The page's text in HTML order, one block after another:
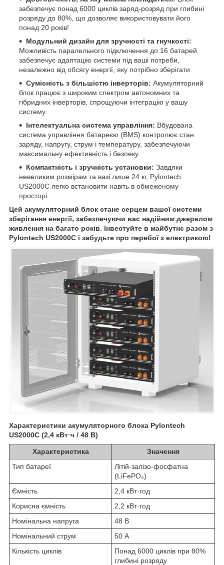
забезпечує понад 6000 циклів заряд-розряд при глибині
розряду до 80%, що дозволяє використовувати його
понад 20 років!
Модульний дизайн для зручності та гнучкості:
Можливість паралельного підключення до 16 батарей
забезпечує адаптацію системи під ваші потреби,
незалежно від обсягу енергії, яку потрібно зберігати.
Сумісність з більшістю інверторів: Акумуляторний
блок працює з широким спектром автономних та
гібридних інверторів, спрощуючи інтеграцію у вашу
систему.
Інтелектуальна система управління: Вбудована
система управління батареєю (BMS) контролює стан
заряду, напругу, струм і температуру, забезпечуючи
максимальну ефективність і безпеку.
Компактність і зручність установки: Завдяки
невеликим розмірам та вазі лише 24 кг, Pylontech
US2000C легко встановити навіть в обмеженому
просторі.
Цей акумуляторний блок стане серцем вашої системи
зберігання енергії, забезпечуючи вас надійним джерелом
живлення на багато років. Інвестуйте в майбутнє разом з
Pylontech US2000C і забудьте про перебої з електрикою!
Характеристики акумуляторного блока Pylontech
US2000C (2,4 кВт·ч / 48 В)
Характеристика
Значення
Тип батареї
Літій-залізо-фосфатна
(LiFePO₄)
Ємність
2,4 кВт·год
Корисна ємність
2,2 кВт·год
Номінальна напруга
48 В
Номінальний струм
50 А
Кількість циклів
Понад 6000 циклів при 80%
глибині розряду